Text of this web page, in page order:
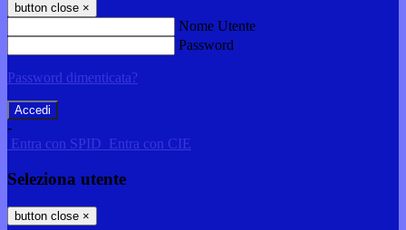
button close ×
Nome Utente
Password
Password dimenticata?
-
Entra con SPID Entra con CIE
Seleziona utente
button close ×